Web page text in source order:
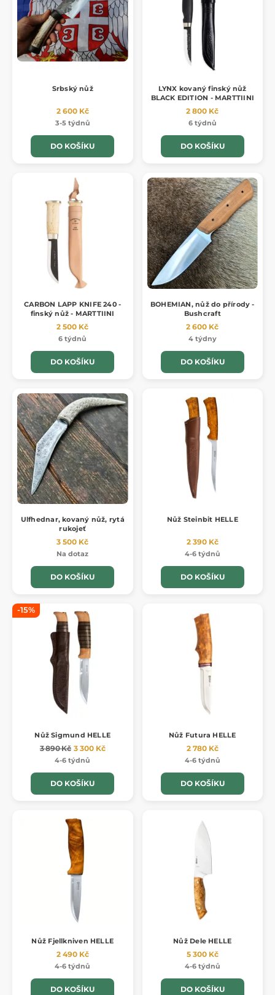
Srbský nůž
2 600 Kč
3-5 týdnů
DO KOŠÍKU
LYNX kovaný finský nůž
BLACK EDITION - MARTTIINI
2 800 Kč
6 týdnů
DO KOŠÍKU
CARBON LAPP KNIFE 240 -
finský nůž - MARTTIINI
2 500 Kč
6 týdnů
DO KOŠÍKU
BOHEMIAN, nůž do přírody -
Bushcraft
2 600 Kč
4 týdny
DO KOŠÍKU
Ulfhednar, kovaný nůž, rytá
rukojeť
3 500 Kč
Na dotaz
DO KOŠÍKU
Nůž Steinbit HELLE
2 390 Kč
4-6 týdnů
DO KOŠÍKU
-15%
Nůž Sigmund HELLE
3 890 Kč 3 300 Kč
4-6 týdnů
DO KOŠÍKU
Nůž Futura HELLE
2 780 Kč
4-6 týdnů
DO KOŠÍKU
Nůž Fjellkniven HELLE
2 490 Kč
4-6 týdnů
DO KOŠÍKU
Nůž Dele HELLE
5 300 Kč
4-6 týdnů
DO KOŠÍKU